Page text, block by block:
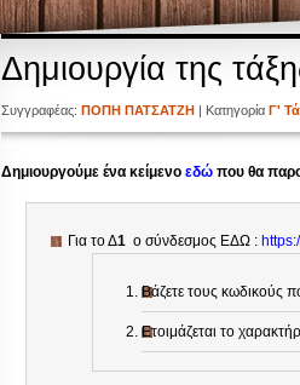
Δημιουργία της
Συγγραφέας: ΠΟΠΗ ΠΑΤΣΑΤΖΗ | Κατηγορία Γ'
Δημιουργούμε ένα κείμενο εδώ που θα
Για το Δ1 ο σύνδεσμος ΕΔΩ :
Βάζετε τους κωδικούς
Ετοιμάζεται το